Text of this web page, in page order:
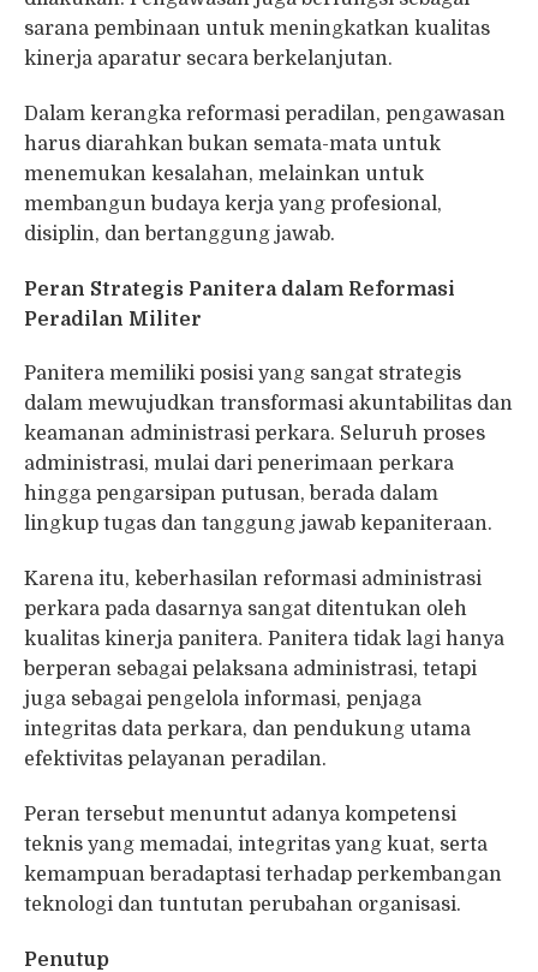
sarana pembinaan untuk meningkatkan kualitas
kinerja aparatur secara berkelanjutan.
Dalam kerangka reformasi peradilan, pengawasan
harus diarahkan bukan semata-mata untuk
menemukan kesalahan, melainkan untuk
membangun budaya kerja yang profesional,
disiplin, dan bertanggung jawab.
Peran Strategis Panitera dalam Reformasi
Peradilan Militer
Panitera memiliki posisi yang sangat strategis
dalam mewujudkan transformasi akuntabilitas dan
keamanan administrasi perkara. Seluruh proses
administrasi, mulai dari penerimaan perkara
hingga pengarsipan putusan, berada dalam
lingkup tugas dan tanggung jawab kepaniteraan.
Karena itu, keberhasilan reformasi administrasi
perkara pada dasarnya sangat ditentukan oleh
kualitas kinerja panitera. Panitera tidak lagi hanya
berperan sebagai pelaksana administrasi, tetapi
juga sebagai pengelola informasi, penjaga
integritas data perkara, dan pendukung utama
efektivitas pelayanan peradilan.
Peran tersebut menuntut adanya kompetensi
teknis yang memadai, integritas yang kuat, serta
kemampuan beradaptasi terhadap perkembangan
teknologi dan tuntutan perubahan organisasi.
Penutup